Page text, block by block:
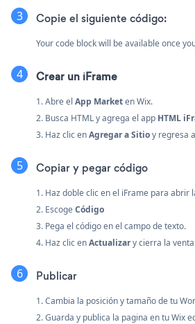
Copie el siguiente código:
Your code block will be available once
Crear un iFrame
1. Abre el App Marketen Wix.
2. Busca HTML y agrega el app HTML
3. Haz clic enAgregar a Sitioy regresa
Copiar y pegar código
1. Haz doble clic en el iFrame para abrir
2. EscogeCódigo
3. Pega el código en el campo de texto.
4. Haz clic enActualizary cierra la
Publicar
1. Cambia la posición y tamaño de tu
2. Guarda y publica la pagina en tu Wix